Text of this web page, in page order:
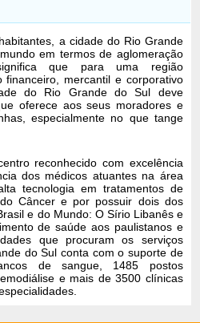
a cidade do Rio Grande
em termos de aglomeração
que para uma região
mercantil e corporativo
do Rio Grande do Sul deve
oferece aos seus moradores e
especialmente no que tange
reconhecido com excelência
dos médicos atuantes na área
tecnologia em tratamentos de
Câncer e por possuir dois dos
e do Mundo: O Sírio Libanês e
de saúde aos paulistanos e
que procuram os serviços
do Sul conta com o suporte de
de sangue, 1485 postos
e mais de 3500 clínicas